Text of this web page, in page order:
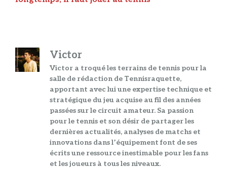
Victor
Victor a troqué les terrains de tennis pour la
salle de rédaction de Tennisraquette,
apportant avec lui une expertise technique et
stratégique du jeu acquise au fil des années
passées sur le circuit amateur. Sa passion
pour le tennis et son désir de partager les
dernières actualités, analyses de matchs et
innovations dans l’équipement font de ses
écrits une ressource inestimable pour les fans
et les joueurs à tous les niveaux.